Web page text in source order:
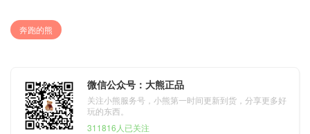
奔跑的熊
微信公众号：大熊正品
关注小熊服务号，小熊第一时间更新到货，分享更多好
玩的东西。
311816人已关注